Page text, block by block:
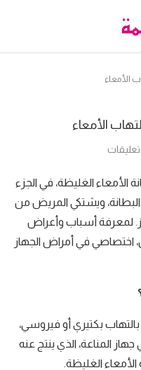
الأمعاء
الأمعاء
الغليظة، في الجزء
ويشتكي المريض من
لمعرفة أسباب وأعراض
اختصاصي في أمراض الجهاز
بكتيري أو فيروسي،
المناعة، الذي ينتج عنه
الغليظة.